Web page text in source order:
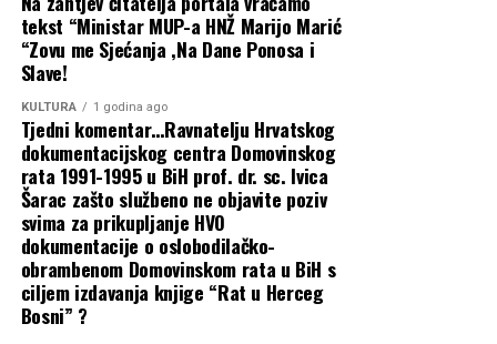
Nositeljice lista u dvjema izbornim jedinicama iz
Republike Srpske bit će Ljiljana Došen i Tanja Zovko. Za
hrvatskog potpredsjednika Republike Srpske predložen
je Franjo Jukić.
Ministri i premijeri na federalnim
listama
Zanimljiv raspored kandidata vidljiv je i na listama za
Zastupnički dom Parlamenta Federacije BiH. Stranačko
vodstvo odlučilo se osloniti na dužnosnike koji
tekst “Ministar MUP-a HNŽ Marijo Marić
“Zovu me Sjećanja ,Na Dane Ponosa i
Slave!
KULTURA 1 godina ago
Tjedni komentar…Ravnatelju Hrvatskog
dokumentacijskog centra Domovinskog
rata 1991-1995 u BiH prof. dr. sc. Ivica
Šarac zašto službeno ne objavite poziv
svima za prikupljanje HVO
dokumentacije o oslobodilačko-
obrambenom Domovinskom rata u BiH s
ciljem izdavanja knjige “Rat u Herceg
Bosni” ?